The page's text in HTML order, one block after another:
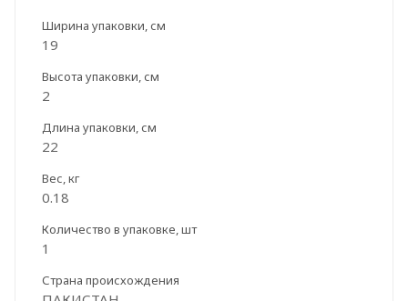
Ширина упаковки, см
19
Высота упаковки, см
2
Длина упаковки, см
22
Вес, кг
0.18
Количество в упаковке, шт
1
Страна происхождения